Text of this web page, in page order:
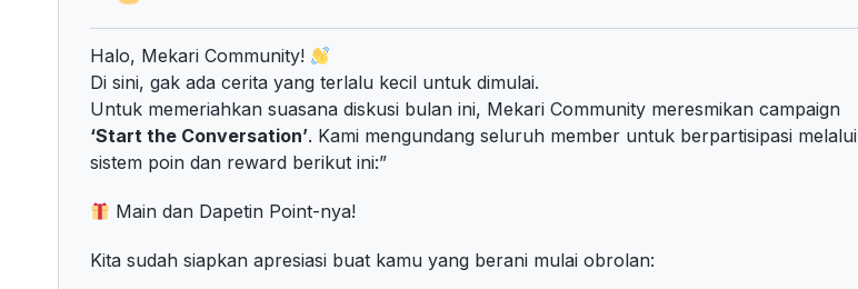
Halo, Mekari Community!
Di sini, gak ada cerita yang terlalu kecil untuk dimulai.
Untuk memeriahkan suasana diskusi bulan ini, Mekari Community meresmikan campaign
‘Start the Conversation’. Kami mengundang seluruh member untuk berpartisipasi melalui
sistem poin dan reward berikut ini:”
Main dan Dapetin Point-nya!
Kita sudah siapkan apresiasi buat kamu yang berani mulai obrolan: